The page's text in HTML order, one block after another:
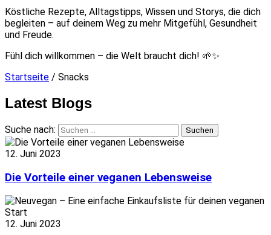
Köstliche Rezepte, Alltagstipps, Wissen und Storys, die dich
begleiten – auf deinem Weg zu mehr Mitgefühl, Gesundheit
und Freude.
Fühl dich willkommen – die Welt braucht dich! 🌱✨
Startseite / Snacks
Latest Blogs
Suche nach:
12. Juni 2023
Die Vorteile einer veganen Lebensweise
12. Juni 2023